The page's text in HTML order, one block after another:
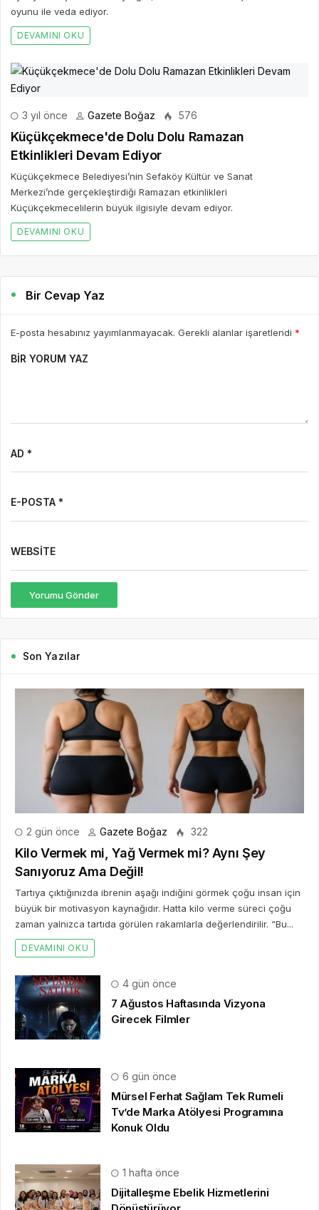
oyunu ile veda ediyor.
DEVAMINI OKU
3 yıl önce Gazete Boğaz 576
Küçükçekmece'de Dolu Dolu Ramazan
Etkinlikleri Devam Ediyor
Küçükçekmece Belediyesi’nin Sefaköy Kültür ve Sanat
Merkezi’nde gerçekleştirdiği Ramazan etkinlikleri
Küçükçekmecelilerin büyük ilgisiyle devam ediyor.
DEVAMINI OKU
Bir Cevap Yaz
E-posta hesabınız yayımlanmayacak. Gerekli alanlar işaretlendi *
BIR YORUM YAZ
AD *
E-POSTA *
WEBSITE
Yorumu Gönder
Son Yazılar
2 gün önce Gazete Boğaz 322
Kilo Vermek mi, Yağ Vermek mi? Aynı Şey
Sanıyoruz Ama Değil!
Tartıya çıktığınızda ibrenin aşağı indiğini görmek çoğu insan için
büyük bir motivasyon kaynağıdır. Hatta kilo verme süreci çoğu
zaman yalnızca tartıda görülen rakamlarla değerlendirilir. “Bu...
DEVAMINI OKU
4 gün önce
7 Ağustos Haftasında Vizyona
Girecek Filmler
6 gün önce
Mürsel Ferhat Sağlam Tek Rumeli
Tv’de Marka Atölyesi Programına
Konuk Oldu
1 hafta önce
Dijitalleşme Ebelik Hizmetlerini